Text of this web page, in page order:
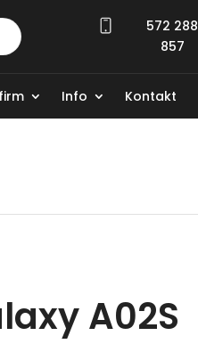
572 288
857
Info Kontakt
A02S